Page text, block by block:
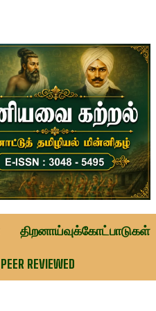
திறனாய்வுக்கோட்பாடுகள்
PEER REVIEWED